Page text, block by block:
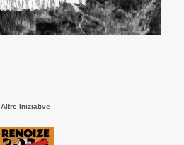
Altre Iniziative